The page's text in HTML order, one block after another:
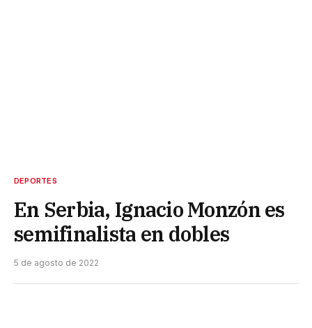
DEPORTES
En Serbia, Ignacio Monzón es
semifinalista en dobles
5 de agosto de 2022